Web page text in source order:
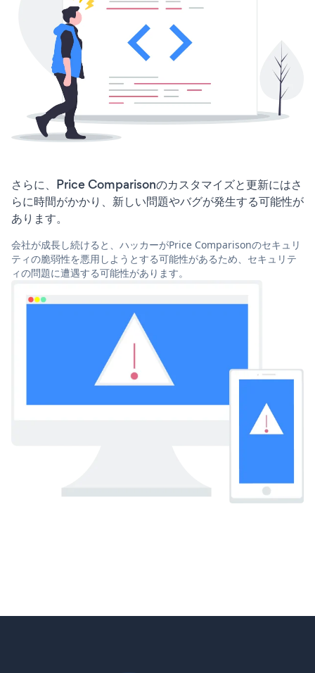
さらに、Price Comparisonのカスタマイズと更新にはさ
らに時間がかかり、新しい問題やバグが発生する可能性が
あります。
会社が成長し続けると、ハッカーがPrice Comparisonのセキュリ
ティの脆弱性を悪用しようとする可能性があるため、セキュリテ
ィの問題に遭遇する可能性があります。